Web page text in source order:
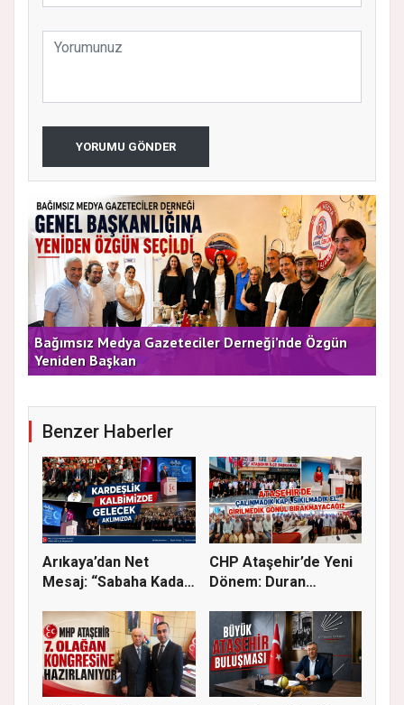
YORUMU GÖNDER
Bağımsız Medya Gazeteciler Derneği’nde Özgün
Yeniden Başkan
Benzer Haberler
Arıkaya’dan Net
Mesaj: “Sabaha Kadar
CHP Ataşehir’de Yeni
Dönem: Duran